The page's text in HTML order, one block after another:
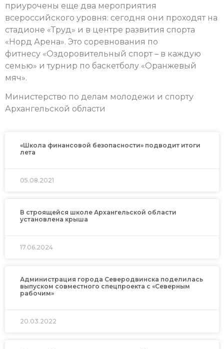
приурочены еще два мероприятия
всероссийского уровня: сегодня они проходят на
стадионе «Труд» и в центре развития спорта
«Норд Арена». Это соревнования по
фитнесу «Оздоровительный спорт – в каждую
семью» и турнир по баскетболу «Оранжевый
мяч».
Министерство по делам молодежи и спорту
Архангельской области
«Школа финансовой безопасности» подводит итоги
лета
05.08.2021
В строящейся школе Архангельской области
установлена крыша
17.06.2024
Администрация города Северодвинска поделилась
выпуском совместного спецпроекта с «Северным
рабочим»
20.03.2022